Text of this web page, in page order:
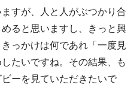
すが、人と人がぶつかり合
ると思いますし、きっと興
っかけは何であれ「一度見
たいですね。その結果、も
ーを見ていただきたいで